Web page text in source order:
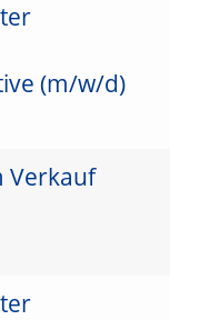
(m/w/d)
Verkauf